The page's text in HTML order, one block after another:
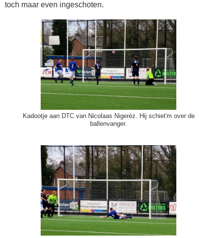
toch maar even ingeschoten.
Kadootje aan DTC van Nicolaas Nigerèz. Hij schiet'm over de
ballenvanger.